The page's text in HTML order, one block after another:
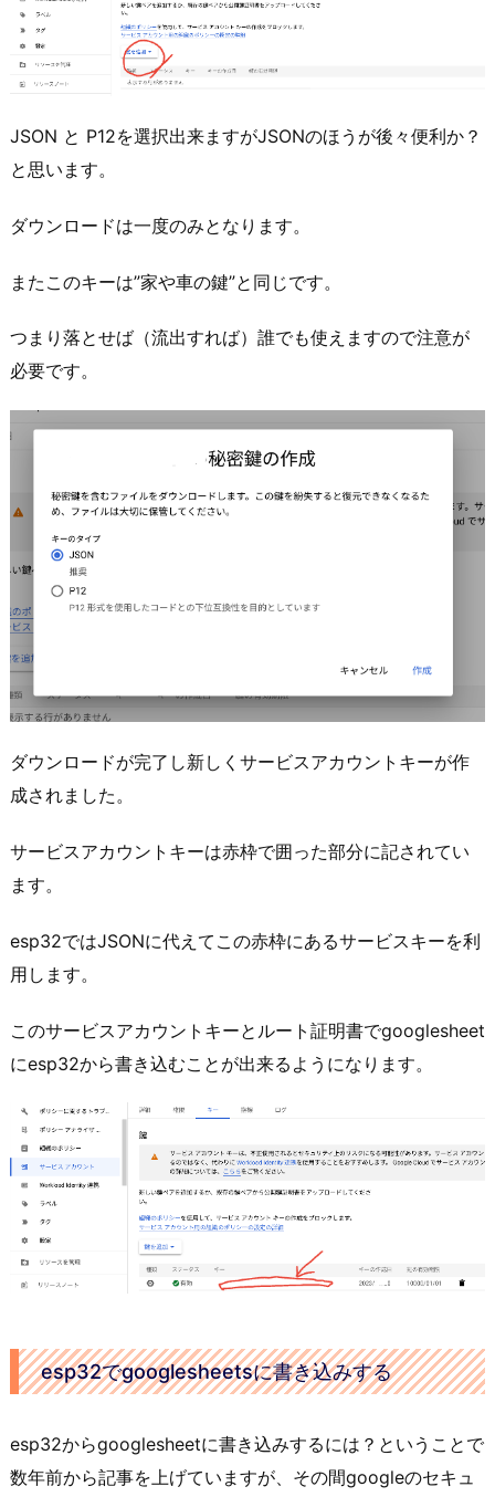
JSON と P12を選択出来ますがJSONのほうが後々便利か？
と思います。
ダウンロードは一度のみとなります。
またこのキーは”家や車の鍵”と同じです。
つまり落とせば（流出すれば）誰でも使えますので注意が
必要です。
ダウンロードが完了し新しくサービスアカウントキーが作
成されました。
サービスアカウントキーは赤枠で囲った部分に記されてい
ます。
esp32ではJSONに代えてこの赤枠にあるサービスキーを利
用します。
このサービスアカウントキーとルート証明書でgooglesheet
にesp32から書き込むことが出来るようになります。
esp32でgooglesheetsに書き込みする
esp32からgooglesheetに書き込みするには？ということで
数年前から記事を上げていますが、その間googleのセキュ